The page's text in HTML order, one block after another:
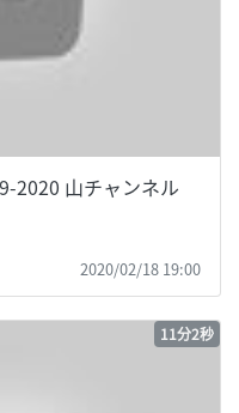
2020 山チャンネル
2020/02/18 19:00
11分2秒